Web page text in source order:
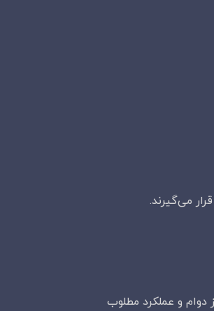
دوام و عملکرد مطلوب